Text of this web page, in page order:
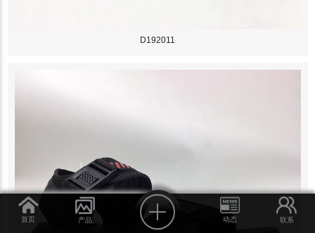
D192011
首页 产品 动态 联系